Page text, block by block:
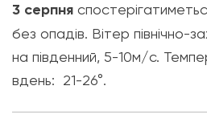
3 серпня
без опадів. Вітер північно-
на південний, 5-10м/с.
вдень: 21-26°.